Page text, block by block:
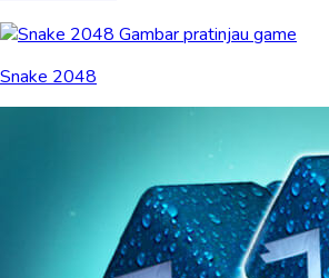
Snake 2048